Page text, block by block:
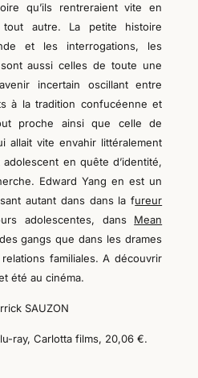
qu’ils rentreraient vite en
autre. La petite histoire
et les interrogations, les
aussi celles de toute une
incertain oscillant entre
à la tradition confucéenne et
proche ainsi que celle de
allait vite envahir littéralement
en quête d’identité,
Edward Yang en est un
autant dans dans la fureur
adolescentes, dans Mean
gangs que dans les drames
familiales. A découvrir
été au cinéma.
SAUZON
ray, Carlotta films, 20,06 €.